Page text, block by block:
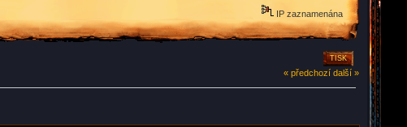
IP zaznamenána
TISK
« předchozí další »